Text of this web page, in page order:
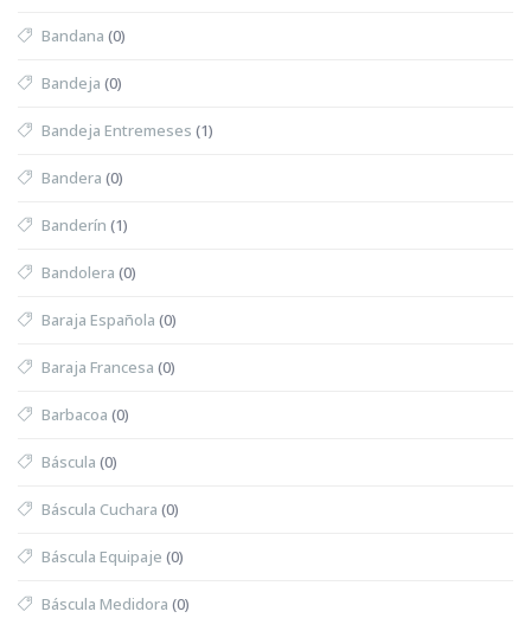
Bandana (0)
Bandeja (0)
Bandeja Entremeses (1)
Bandera (0)
Banderín (1)
Bandolera (0)
Baraja Española (0)
Baraja Francesa (0)
Barbacoa (0)
Báscula (0)
Báscula Cuchara (0)
Báscula Equipaje (0)
Báscula Medidora (0)